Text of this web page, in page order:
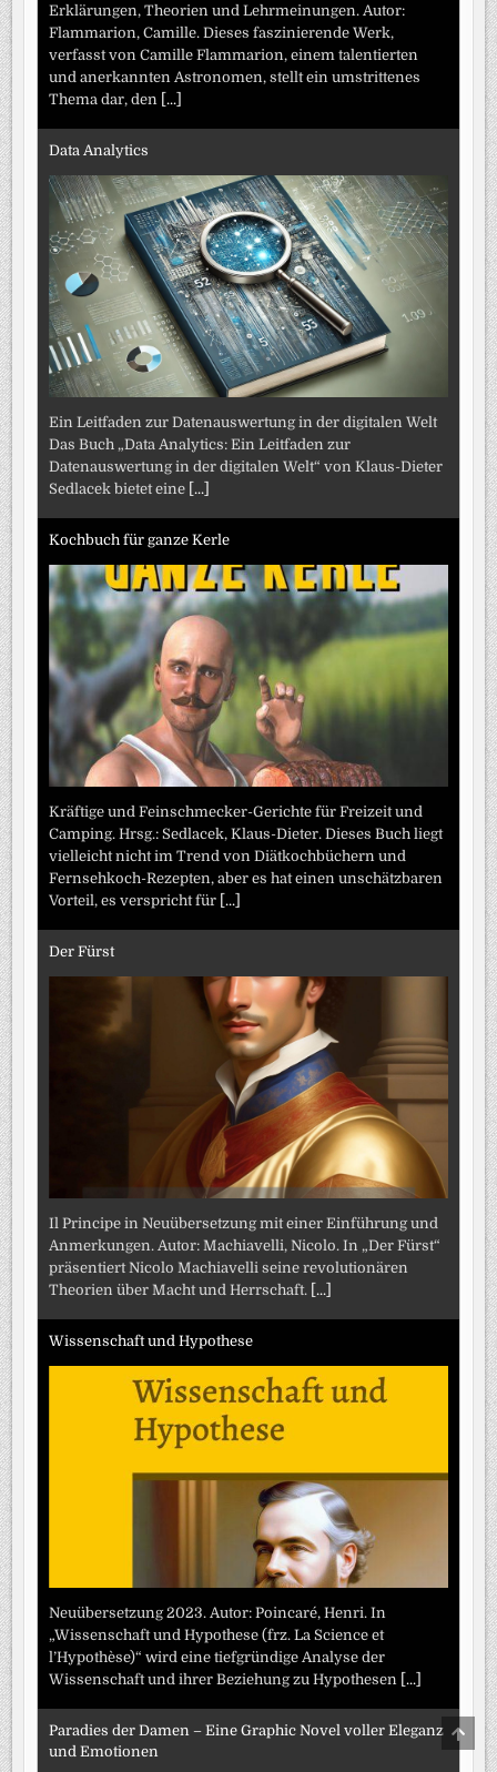
Erklärungen, Theorien und Lehrmeinungen. Autor:
Flammarion, Camille. Dieses faszinierende Werk,
verfasst von Camille Flammarion, einem talentierten
und anerkannten Astronomen, stellt ein umstrittenes
Thema dar, den [...]
Data Analytics
Ein Leitfaden zur Datenauswertung in der digitalen Welt
Das Buch „Data Analytics: Ein Leitfaden zur
Datenauswertung in der digitalen Welt“ von Klaus-Dieter
Sedlacek bietet eine [...]
Kochbuch für ganze Kerle
Kräftige und Feinschmecker-Gerichte für Freizeit und
Camping. Hrsg.: Sedlacek, Klaus-Dieter. Dieses Buch liegt
vielleicht nicht im Trend von Diätkochbüchern und
Fernsehkoch-Rezepten, aber es hat einen unschätzbaren
Vorteil, es verspricht für [...]
Der Fürst
Il Principe in Neuübersetzung mit einer Einführung und
Anmerkungen. Autor: Machiavelli, Nicolo. In „Der Fürst“
präsentiert Nicolo Machiavelli seine revolutionären
Theorien über Macht und Herrschaft. [...]
Wissenschaft und Hypothese
Neuübersetzung 2023. Autor: Poincaré, Henri. In
„Wissenschaft und Hypothese (frz. La Science et
l’Hypothèse)“ wird eine tiefgründige Analyse der
Wissenschaft und ihrer Beziehung zu Hypothesen [...]
Paradies der Damen – Eine Graphic Novel voller Eleganz
und Emotionen
TO
TOP